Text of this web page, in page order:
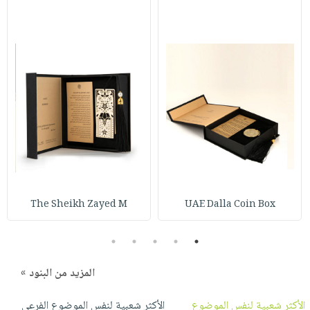
UAE Dalla Coin Box
The Sheikh Zayed M
1
2
3
4
5
المزيد من البنود »
الأكثر شعبية لنفس الموضوع
الأكثر شعبية لنفس الموضوع الفرعي